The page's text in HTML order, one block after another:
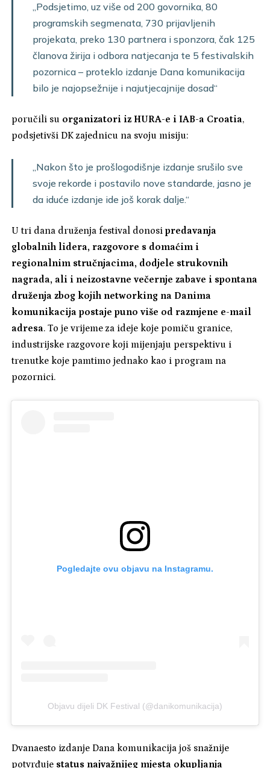
„Podsjetimo, uz više od 200 govornika, 80
programskih segmenata, 730 prijavljenih
projekata, preko 130 partnera i sponzora, čak 125
članova žirija i odbora natjecanja te 5 festivalskih
pozornica – proteklo izdanje Dana komunikacija
bilo je najopsežnije i najutjecajnije dosad“
poručili su organizatori iz HURA-e i IAB-a Croatia,
podsjetivši DK zajednicu na svoju misiju:
„Nakon što je prošlogodišnje izdanje srušilo sve
svoje rekorde i postavilo nove standarde, jasno je
da iduće izdanje ide još korak dalje.“
U tri dana druženja festival donosipredavanja
globalnih lidera, razgovore s domaćim i
regionalnim stručnjacima, dodjele strukovnih
nagrada, ali i neizostavne večernje zabave i spontana
druženja zbog kojih networking na Danima
komunikacija postaje puno više od razmjene e-mail
adresa. To je vrijeme za ideje koje pomiču granice,
industrijske razgovore koji mijenjaju perspektivu i
trenutke koje pamtimo jednako kao i program na
pozornici.
Pogledajte ovu objavu na Instagramu.
Objavu dijeli DK Festival (@danikomunikacija)
Dvanaesto izdanje Dana komunikacija još snažnije
potvrđuje status najvažnijeg mjesta okupljanja